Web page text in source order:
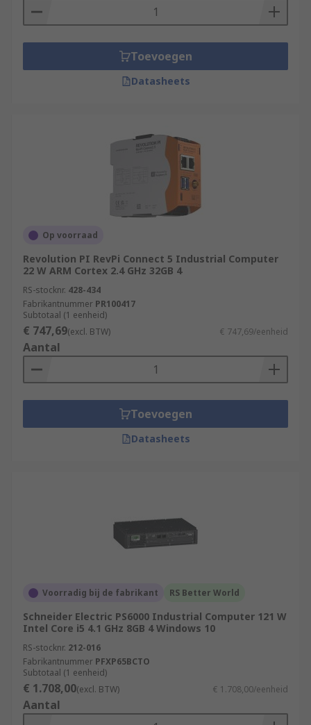
Toevoegen
Datasheets
Op voorraad
Revolution PI RevPi Connect 5 Industrial Computer
22 W ARM Cortex 2.4 GHz 32GB 4
RS-stocknr. 428-434
Fabrikantnummer PR100417
Subtotaal (1 eenheid)
€ 747,69(excl. BTW) € 747,69/eenheid
Aantal
Toevoegen
Datasheets
Voorradig bij de fabrikant RS Better World
Schneider Electric PS6000 Industrial Computer 121 W
Intel Core i5 4.1 GHz 8GB 4 Windows 10
RS-stocknr. 212-016
Fabrikantnummer PFXP65BCTO
Subtotaal (1 eenheid)
€ 1.708,00(excl. BTW) € 1.708,00/eenheid
Aantal